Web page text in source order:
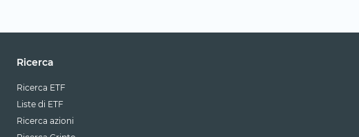
Ricerca
Ricerca ETF
Liste di ETF
Ricerca azioni